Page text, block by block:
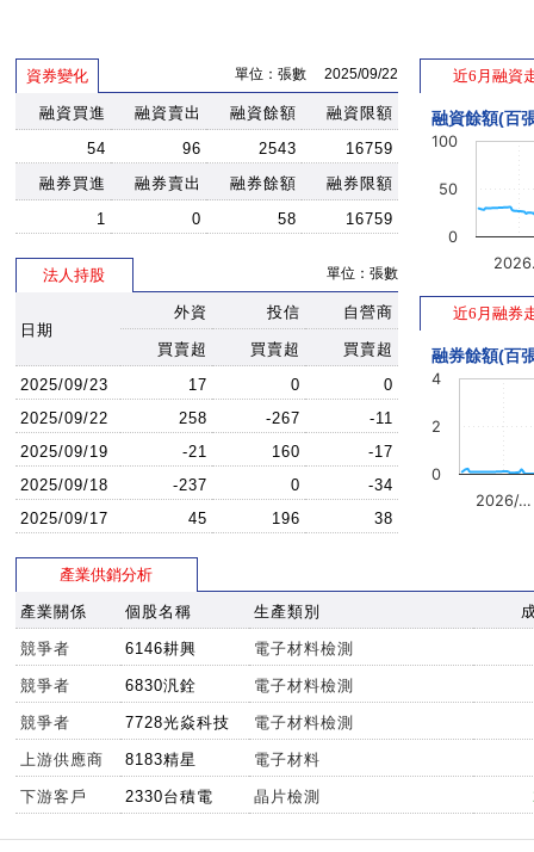
資券變化 單位：張數 2025/09/22
融資買進 融資賣出 融資餘額
融資限額
54
96 2543
16759
融券買進
融券賣出 融券餘額
融券限額
1
0 58 16759
法人持股 單位：張數
日期
外資 投信 自營商
買賣超 買賣超
買賣超
2025/09/23
17 0
0
2025/09/22
258 -267
-11
2025/09/19
-21 160
-17
2025/09/18
-237 0
-34
2025/09/17
45 196 38
近6月融資
融資餘額(百
0
50
100
近6月融券
融券餘額(百
2026/…
0
2
4
產業供銷分析
產業關係 個股名稱 生產類別
競爭者 6146耕興 電子材料檢測
競爭者 6830汎銓 電子材料檢測
競爭者 7728光焱科技 電子材料檢測
上游供應商 8183精星 電子材料
下游客戶 2330台積電 晶片檢測